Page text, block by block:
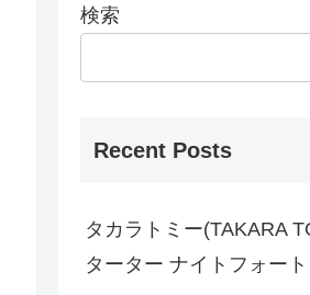
検索
Recent Posts
タカラトミー(TAKARA
ターター ナイトフォー